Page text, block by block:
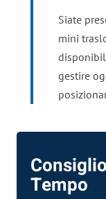
Siate
mini
gestire
Tempo